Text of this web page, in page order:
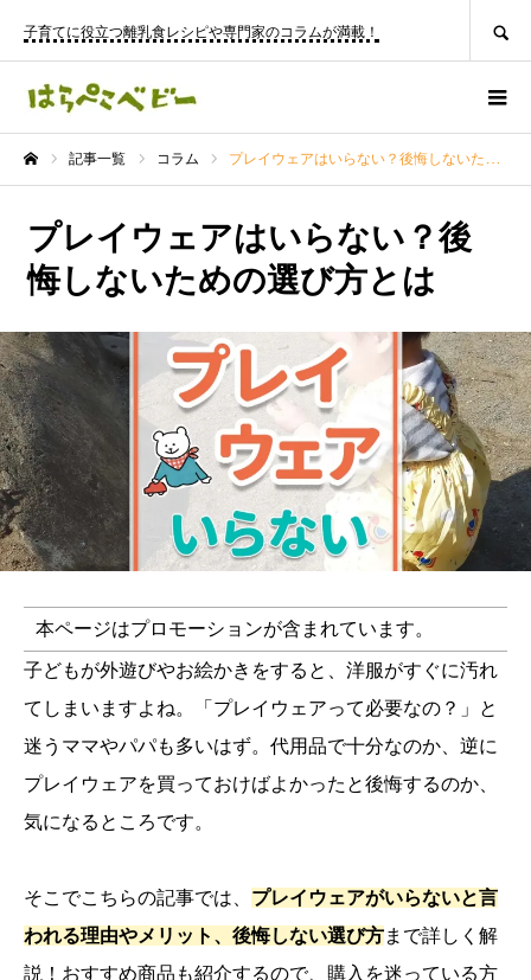
子育てに役立つ離乳食レシピや専門家のコラムが満載！
記事一覧 コラム プレイウェアはいらない？後悔しないための選び方とは
プレイウェアはいらない？後
悔しないための選び方とは
本ページはプロモーションが含まれています。
子どもが外遊びやお絵かきをすると、洋服がすぐに汚れ
てしまいますよね。「プレイウェアって必要なの？」と
迷うママやパパも多いはず。代用品で十分なのか、逆に
プレイウェアを買っておけばよかったと後悔するのか、
気になるところです。
そこでこちらの記事では、 プレイウェアがいらないと言
われる理由やメリット、後悔しない選び方まで詳しく解
説！おすすめ商品も紹介するので、購入を迷っている方